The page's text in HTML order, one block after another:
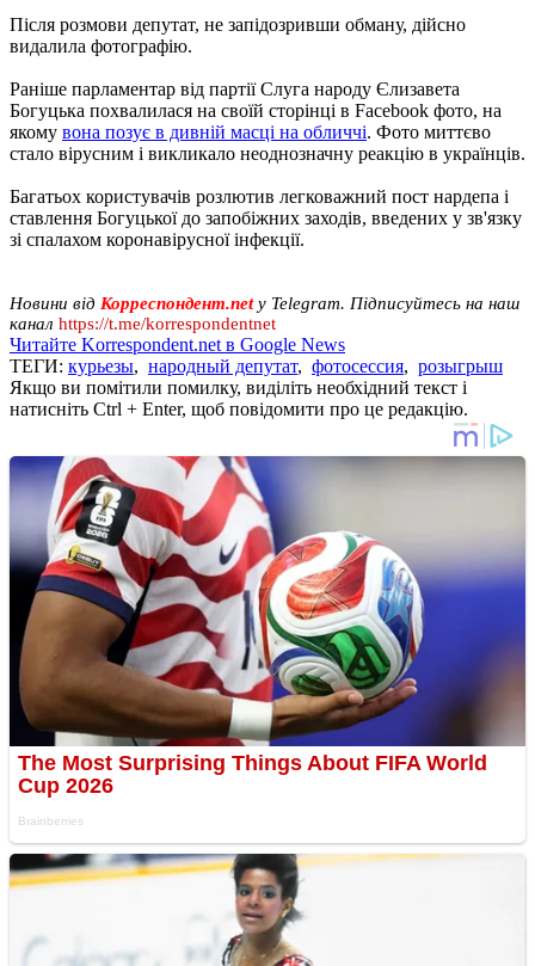
Після розмови депутат, не запідозривши обману, дійсно
видалила фотографію.
Раніше парламентар від партії Слуга народу Єлизавета
Богуцька похвалилася на своїй сторінці в Facebook фото, на
якому вона позує в дивній масці на обличчі. Фото миттєво
стало вірусним і викликало неоднозначну реакцію в українців.
Багатьох користувачів розлютив легковажний пост нардепа і
ставлення Богуцької до запобіжних заходів, введених у зв'язку
зі спалахом коронавірусної інфекції.
Новини від Корреспондент.net у Telegram. Підписуйтесь на наш
канал https://t.me/korrespondentnet
Читайте Korrespondent.net в Google News
ТЕГИ: курьезы, народный депутат, фотосессия, розыгрыш
Якщо ви помітили помилку, виділіть необхідний текст і
натисніть Ctrl + Enter, щоб повідомити про це редакцію.